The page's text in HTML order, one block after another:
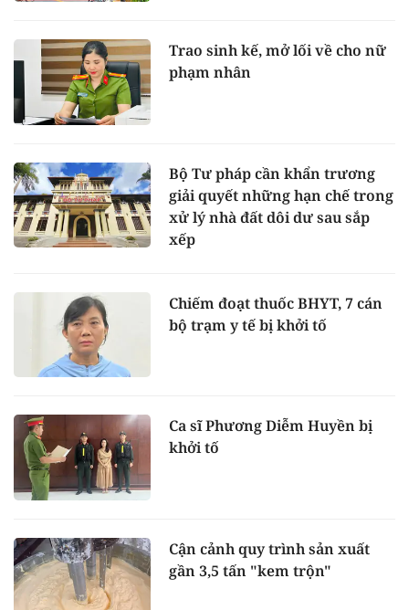
Trao sinh kế, mở lối về cho nữ
phạm nhân
Bộ Tư pháp cần khẩn trương
giải quyết những hạn chế trong
xử lý nhà đất dôi dư sau sắp
xếp
Chiếm đoạt thuốc BHYT, 7 cán
bộ trạm y tế bị khởi tố
Ca sĩ Phương Diễm Huyền bị
khởi tố
Cận cảnh quy trình sản xuất
gần 3,5 tấn "kem trộn"